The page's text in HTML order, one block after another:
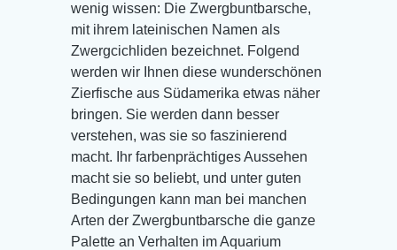
wenig wissen: Die Zwergbuntbarsche,
mit ihrem lateinischen Namen als
Zwergcichliden bezeichnet. Folgend
werden wir Ihnen diese wunderschönen
Zierfische aus Südamerika etwas näher
bringen. Sie werden dann besser
verstehen, was sie so faszinierend
macht. Ihr farbenprächtiges Aussehen
macht sie so beliebt, und unter guten
Bedingungen kann man bei manchen
Arten der Zwergbuntbarsche die ganze
Palette an Verhalten im Aquarium